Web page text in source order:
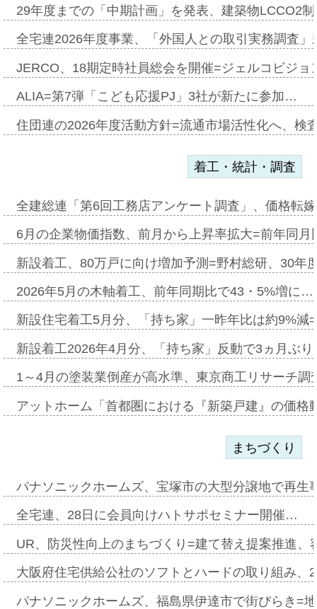
29年度までの「中期計画」を発表、建築物LCCO2
全宅連2026年度事業、「外国人との取引実務調査
JERCO、18期定時社員総会を開催=ジェルコビジ
ALIA=第7弾「こども応援PJ」3社が新たに参加…
住団連の2026年度活動方針=流通市場活性化へ、検
着工・統計・調査
全建総連「第6回工務店アンケート調査」、価格転
6月の企業物価指数、前月から上昇率拡大=前年同
新設着工、80万戸に向け増加予測=野村総研、30年
2026年5月の木軸着工、前年同期比で43・5%増に…
新設住宅着工5月分、「持ち家」一昨年比は約9%
新設着工2026年4月分、「持ち家」反動で3ヵ月ぶ
1～4月の塗装業倒産が高水準、東京商工リサーチ
アットホーム「首都圏における『新築戸建』の価
まちづくり
パナソニックホームズ、宝塚市の大型分譲地で再
全宅連、28日に会員向けハトサポセミナー開催…
UR、防災性向上のまちづくり=建て替え提案推進
大阪府住宅供給公社のソフトとハードの取り組み
パナソニックホームズ、福島県伊達市で街びらき=